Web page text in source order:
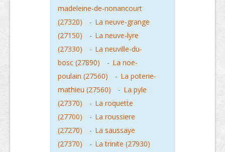
madeleine-de-nonancourt
(27320)
- La neuve-grange
(27150)
- La neuve-lyre
(27330)
- La neuville-du-
bosc (27890)
- La noe-
poulain (27560)
- La poterie-
mathieu (27560)
- La pyle
(27370)
- La roquette
(27700)
- La roussiere
(27270)
- La saussaye
(27370)
- La trinite (27930)